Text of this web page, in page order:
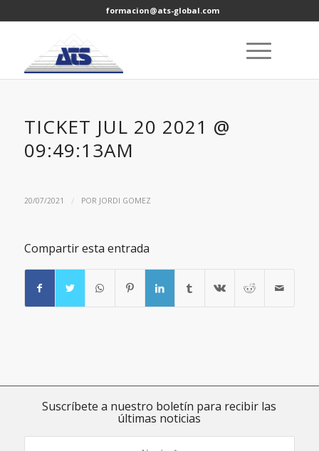
formacion@ats-global.com
TICKET JUL 20 2021 @
09:49:13AM
20/07/2021 / POR JORDI GOMEZ
Compartir esta entrada
Suscríbete a nuestro boletín para recibir las
últimas noticias